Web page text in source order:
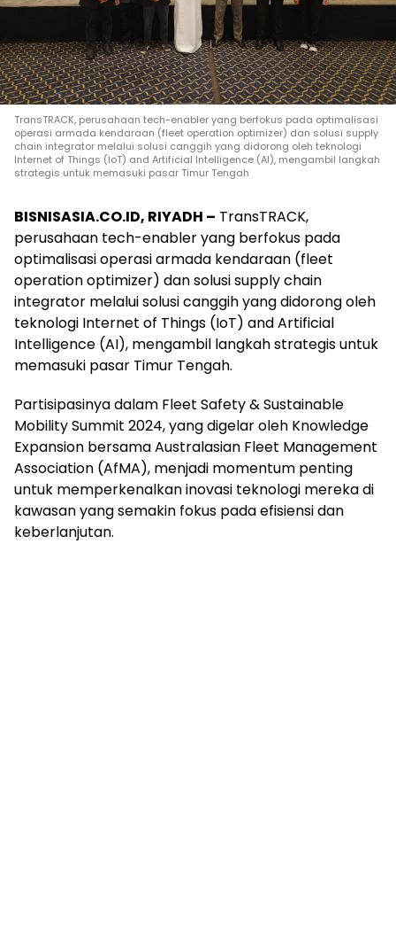
TransTRACK, perusahaan tech-enabler yang berfokus pada optimalisasi
operasi armada kendaraan (fleet operation optimizer) dan solusi supply
chain integrator melalui solusi canggih yang didorong oleh teknologi
Internet of Things (IoT) and Artificial Intelligence (AI), mengambil langkah
strategis untuk memasuki pasar Timur Tengah
BISNISASIA.CO.ID, RIYADH – TransTRACK,
perusahaan tech-enabler yang berfokus pada
optimalisasi operasi armada kendaraan (fleet
operation optimizer) dan solusi supply chain
integrator melalui solusi canggih yang didorong oleh
teknologi Internet of Things (IoT) and Artificial
Intelligence (AI), mengambil langkah strategis untuk
memasuki pasar Timur Tengah.
Partisipasinya dalam Fleet Safety & Sustainable
Mobility Summit 2024, yang digelar oleh Knowledge
Expansion bersama Australasian Fleet Management
Association (AfMA), menjadi momentum penting
untuk memperkenalkan inovasi teknologi mereka di
kawasan yang semakin fokus pada efisiensi dan
keberlanjutan.